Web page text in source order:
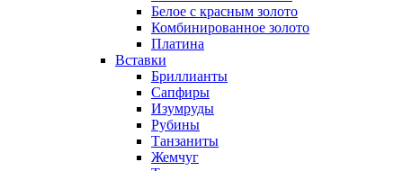
Белое с красным золото
Комбинированное золото
Платина
Вставки
Бриллианты
Сапфиры
Изумруды
Рубины
Танзаниты
Жемчуг